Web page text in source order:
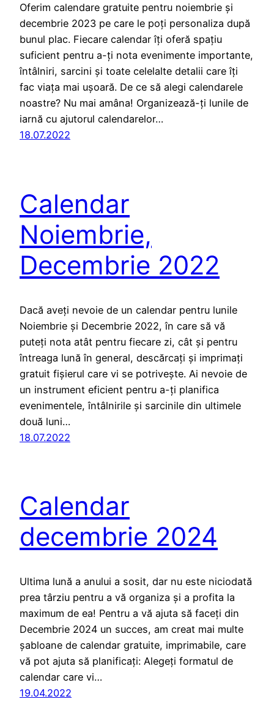
Oferim calendare gratuite pentru noiembrie și
decembrie 2023 pe care le poți personaliza după
bunul plac. Fiecare calendar îți oferă spațiu
suficient pentru a-ți nota evenimente importante,
întâlniri, sarcini și toate celelalte detalii care îți
fac viața mai ușoară. De ce să alegi calendarele
noastre? Nu mai amâna! Organizează-ți lunile de
iarnă cu ajutorul calendarelor…
18.07.2022
Calendar
Noiembrie,
Decembrie 2022
Dacă aveți nevoie de un calendar pentru lunile
Noiembrie și Decembrie 2022, în care să vă
puteți nota atât pentru fiecare zi, cât și pentru
întreaga lună în general, descărcați și imprimați
gratuit fișierul care vi se potrivește. Ai nevoie de
un instrument eficient pentru a-ți planifica
evenimentele, întâlnirile și sarcinile din ultimele
două luni…
18.07.2022
Calendar
decembrie 2024
Ultima lună a anului a sosit, dar nu este niciodată
prea târziu pentru a vă organiza și a profita la
maximum de ea! Pentru a vă ajuta să faceți din
Decembrie 2024 un succes, am creat mai multe
șabloane de calendar gratuite, imprimabile, care
vă pot ajuta să planificați: Alegeți formatul de
calendar care vi…
19.04.2022